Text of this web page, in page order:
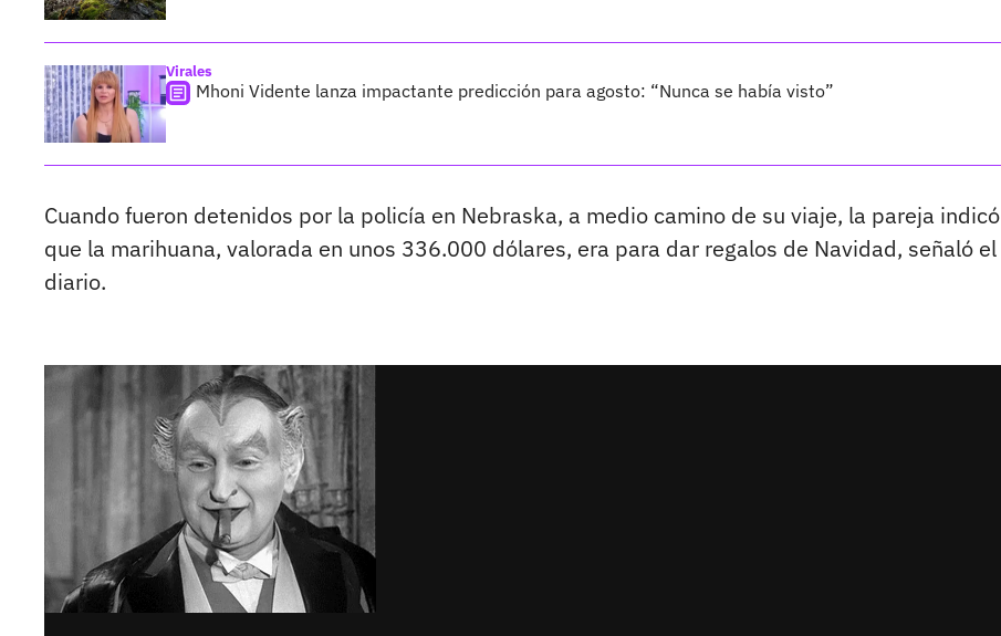
Virales
Mhoni Vidente lanza impactante predicción para agosto: “Nunca se había visto”
Cuando fueron detenidos por la policía en Nebraska, a medio camino de su viaje, la pareja indicó
que la marihuana, valorada en unos 336.000 dólares, era para dar regalos de Navidad, señaló el
diario.